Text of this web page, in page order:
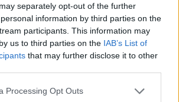
separately opt-out of the further
information by third parties on the
participants. This information may
us to third parties on the IAB’s List of
that may further disclose it to other
Processing Opt Outs
στη Microsoft
Association
Service Providers στο νέο
της ΤΝ